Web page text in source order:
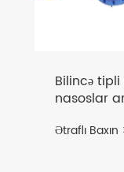
Bilincə
nasoslar
Ətraflı Baxın